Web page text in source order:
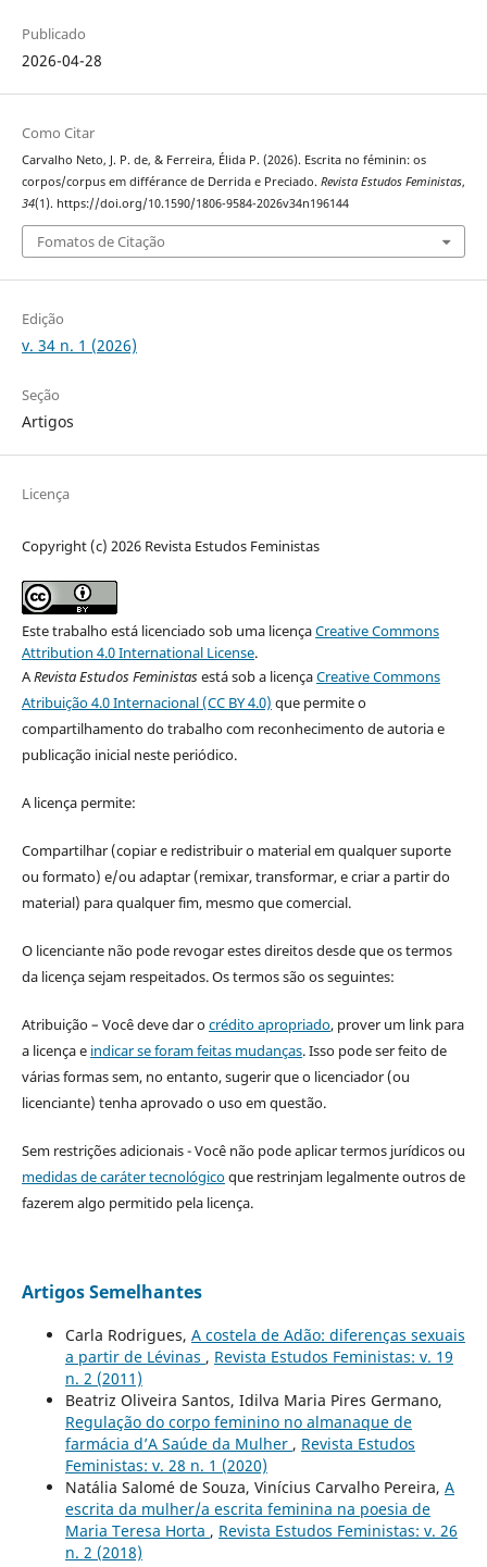
Publicado
2026-04-28
Como Citar
Carvalho Neto, J. P. de, & Ferreira, Élida P. (2026). Escrita no féminin: os
corpos/corpus em différance de Derrida e Preciado. Revista Estudos Feministas,
34(1). https://doi.org/10.1590/1806-9584-2026v34n196144
Fomatos de Citação
Edição
v. 34 n. 1 (2026)
Seção
Artigos
Licença
Copyright (c) 2026 Revista Estudos Feministas
Este trabalho está licenciado sob uma licençaCreative Commons
Attribution 4.0 International License.
ARevista Estudos Feministasestá sob a licençaCreative Commons
Atribuição 4.0 Internacional (CC BY 4.0) que permite o
compartilhamento do trabalho com reconhecimento de autoria e
publicação inicial neste periódico.
A licença permite:
Compartilhar (copiar e redistribuir o material em qualquer suporte
ou formato) e/ou adaptar (remixar, transformar, e criar a partir do
material) para qualquer fim, mesmo que comercial.
O licenciante não pode revogar estes direitos desde que os termos
da licença sejam respeitados. Os termos são os seguintes:
Atribuição – Você deve dar ocrédito apropriado, prover um link para
a licença e indicar se foram feitas mudanças. Isso pode ser feito de
várias formas sem, no entanto, sugerir que o licenciador (ou
licenciante) tenha aprovado o uso em questão.
Sem restrições adicionais - Você não pode aplicar termos jurídicos ou
medidas de caráter tecnológicoque restrinjam legalmente outros de
fazerem algo permitido pela licença.
Artigos Semelhantes
Carla Rodrigues, A costela de Adão: diferenças sexuais
a partir de Lévinas , Revista Estudos Feministas: v. 19
n. 2 (2011)
Beatriz Oliveira Santos, Idilva Maria Pires Germano,
Regulação do corpo feminino no almanaque de
farmácia d’A Saúde da Mulher , Revista Estudos
Feministas: v. 28 n. 1 (2020)
Natália Salomé de Souza, Vinícius Carvalho Pereira, A
escrita da mulher/a escrita feminina na poesia de
Maria Teresa Horta , Revista Estudos Feministas: v. 26
n. 2 (2018)